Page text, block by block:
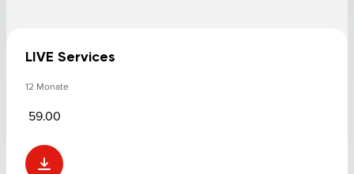
LIVE Services
12 Monate
59.00